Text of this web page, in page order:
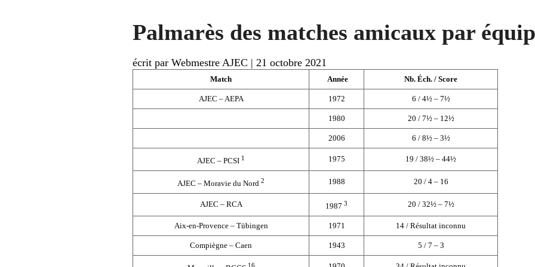
Palmarès des matches amicaux par
écrit par Webmestre AJEC | 21 octobre 2021
Match Année Nb. Éch. / Score
AJEC – AEPA 1972 6 / 4½ – 7½
1980 20 / 7½ – 12½
2006 6 / 8½ – 3½
AJEC – PCSI 1 1975 19 / 38½ – 44½
AJEC – Moravie du Nord 2 1988 20 / 4 – 16
AJEC – RCA 1987 3 20 / 32½ – 7½
Aix-en-Provence – Tübingen 1971 14 / Résultat inconnu
Compiègne – Caen 1943 5 / 7 – 3
16